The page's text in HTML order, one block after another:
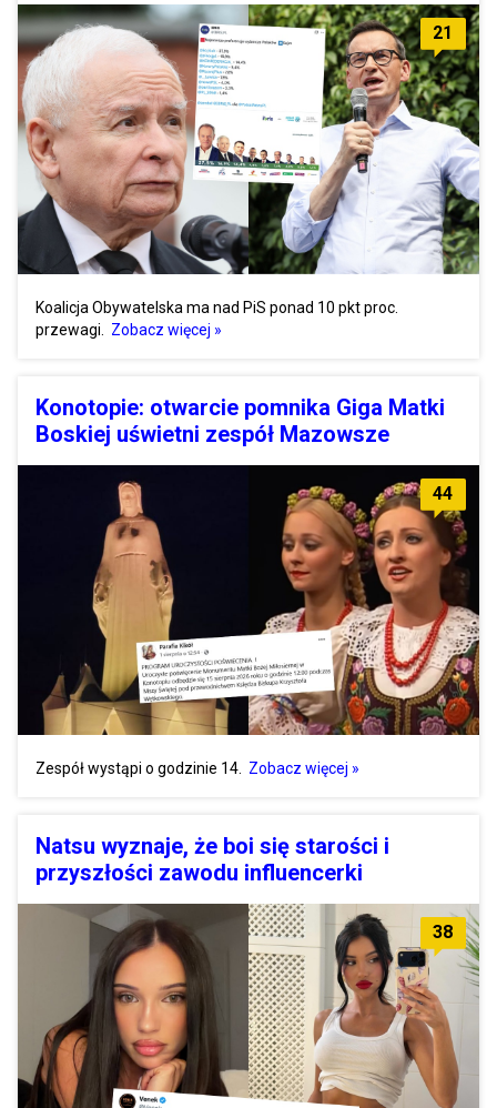
21
Koalicja Obywatelska ma nad PiS ponad 10 pkt proc.
przewagi.
Zobacz więcej »
Konotopie: otwarcie pomnika Giga Matki
Boskiej uświetni zespół Mazowsze
44
Zespół wystąpi o godzinie 14. Zobacz więcej »
Natsu wyznaje, że boi się starości i
przyszłości zawodu influencerki
38